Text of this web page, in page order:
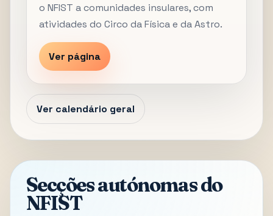
o NFIST a comunidades insulares, com
atividades do Circo da Física e da Astro.
Ver página
Ver calendário geral
Secções autónomas do
NFIST